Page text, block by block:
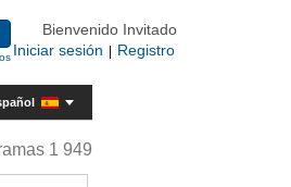
Bienvenido Invitado
Iniciar sesión
Registro
1 949